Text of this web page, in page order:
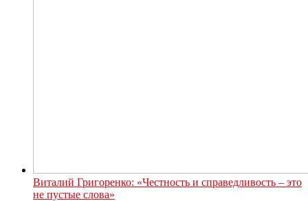
Виталий Григоренко: «Честность и справедливость – это
не пустые слова»